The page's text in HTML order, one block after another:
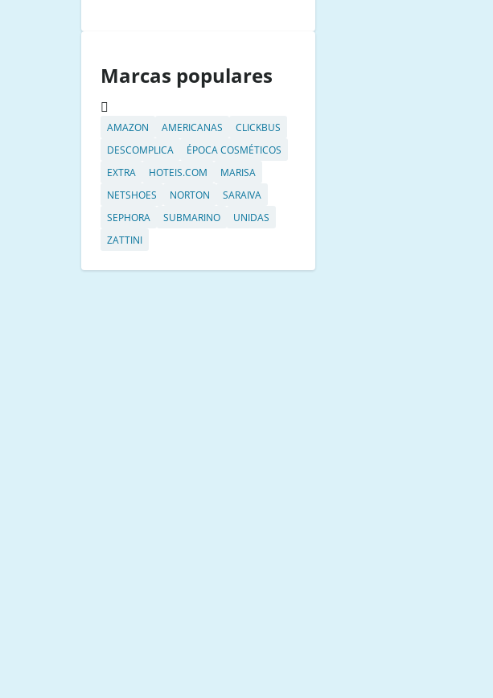
Marcas populares
AMAZON AMERICANAS
CLICKBUS
DESCOMPLICA
ÉPOCA COSMÉTICOS
EXTRA
HOTEIS.COM
MARISA
NETSHOES
NORTON
SARAIVA
SEPHORA
SUBMARINO
UNIDAS
ZATTINI